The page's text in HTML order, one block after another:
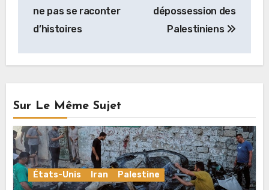
l’article
ne pas se raconter
d’histoires
dépossession des
Palestiniens
Sur Le Même Sujet
États-Unis Iran Palestine